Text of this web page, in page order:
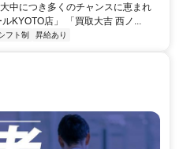
中につき多くのチャンスに恵まれ
KYOTO店」 「買取大吉 西ノ...
フト制 昇給あり